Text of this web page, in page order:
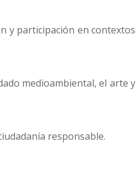
y participación en contextos
medioambiental, el arte y
responsable.